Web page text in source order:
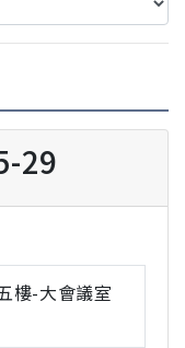
29
樓-大會議室